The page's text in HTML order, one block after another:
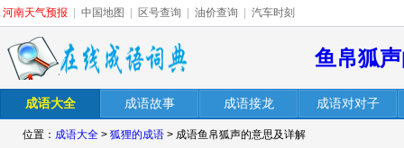
河南天气预报 中国地图 区号查询 油价查询 汽车时刻
鱼帛狐
成语大全 成语故事 成语接龙 成语对对子
位置： 成语大全 > 狐狸的成语 > 成语鱼帛狐声的意思及详解